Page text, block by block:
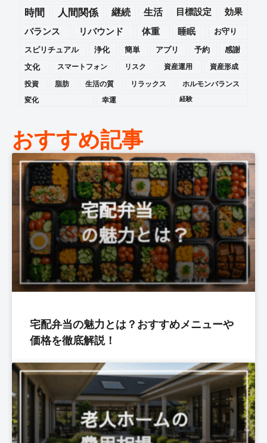
時間 人間関係 継続 生活 目標設定
効果
バランス
リバウンド 体重 睡眠
お守り
スピリチュアル
浄化 簡単 アプリ 予約
感謝
文化
スマートフォン リスク 資産運用
資産形成
投資
脂肪 生活の質 リラックス
ホルモンバランス
変化
幸運 経験
おすすめ記事
宅配弁当の魅力とは？おすすめメニューや
価格を徹底解説！